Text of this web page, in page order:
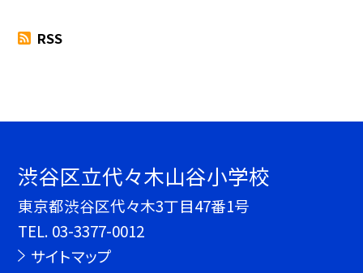
RSS
渋谷区立代々木山谷小学校
東京都渋谷区代々木3丁目47番1号
TEL. 03-3377-0012
サイトマップ